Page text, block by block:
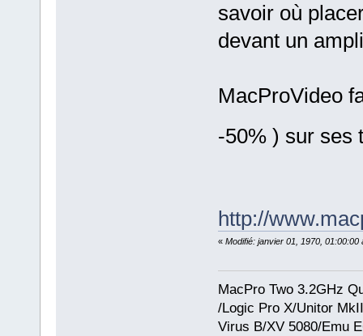
savoir où
devant un
MacProVideo
-50% ) sur
http://
« Modifié: janvier 01, 1970, 01:00:00
MacPro Two 3.2GHz
/Logic Pro X/Unitor
Virus B/XV 5080/Emu